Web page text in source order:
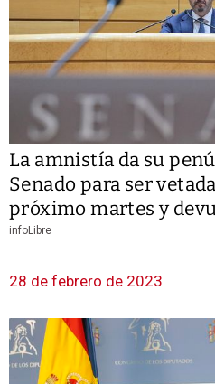
La amnistía da su
Senado para ser
próximo martes y
infoLibre
28 de febrero de 2023